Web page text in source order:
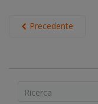
Precedente